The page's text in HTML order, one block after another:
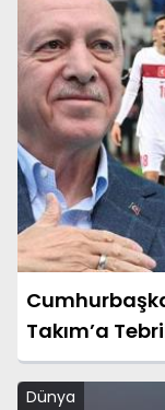
Takım’a
Dünya